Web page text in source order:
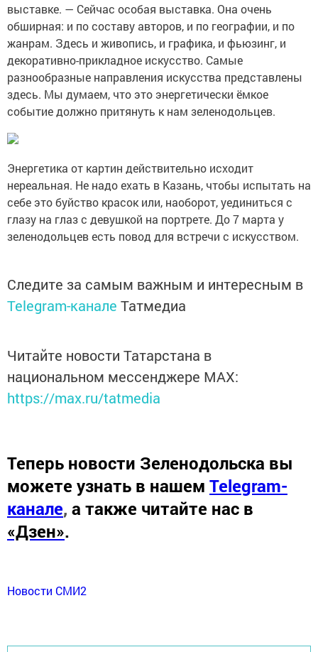
выставке. — Сейчас особая выставка. Она очень
обширная: и по составу авторов, и по географии, и по
жанрам. Здесь и живопись, и графика, и фьюзинг, и
декоративно-прикладное искусство. Самые
разнообразные направления искусства представлены
здесь. Мы думаем, что это энергетически ёмкое
событие должно притянуть к нам зеленодольцев.
Энергетика от картин действительно исходит
нереальная. Не надо ехать в Казань, чтобы испытать на
себе это буйство красок или, наоборот, уединиться с
глазу на глаз с девушкой на портрете. До 7 марта у
зеленодольцев есть повод для встречи с искусством.
Следите за самым важным и интересным в
Telegram-канале Татмедиа
Читайте новости Татарстана в
национальном мессенджере MАХ:
https://max.ru/tatmedia
Теперь новости Зеленодольска вы
можете узнать в нашем Telegram-
канале, а также читайте нас в
«Дзен».
Новости СМИ2